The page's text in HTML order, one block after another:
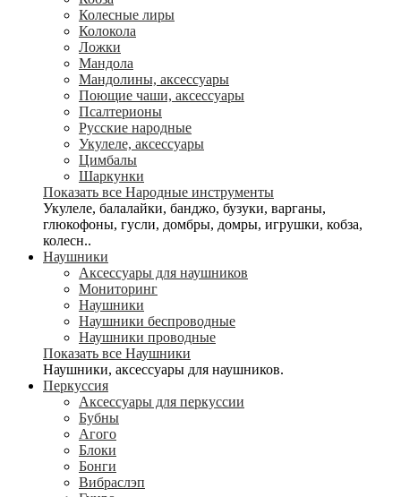
Колесные лиры
Колокола
Ложки
Мандола
Мандолины, аксессуары
Поющие чаши, аксессуары
Псалтерионы
Русские народные
Укулеле, аксессуары
Цимбалы
Шаркунки
Показать все Народные инструменты
Укулеле, балалайки, банджо, бузуки, варганы,
глюкофоны, гусли, домбры, домры, игрушки, кобза,
колесн..
Наушники
Аксессуары для наушников
Мониторинг
Наушники
Наушники беспроводные
Наушники проводные
Показать все Наушники
Наушники, аксессуары для наушников.
Перкуссия
Аксессуары для перкуссии
Бубны
Агого
Блоки
Бонги
Вибраслэп